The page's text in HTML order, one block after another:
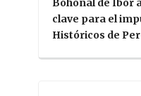
clave para el
Históricos de